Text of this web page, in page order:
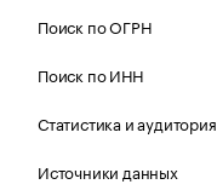
Поиск по ОГРН
Поиск по ИНН
Статистика и аудитория
Источники данных